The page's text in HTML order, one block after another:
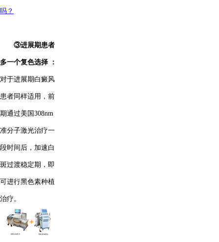
吗？
③进展期患者
多一个复色选择 ：
对于进展期白癜风
患者同样适用，前
期通过美国308nm
准分子激光治疗一
段时间后，加速白
斑过渡稳定期，即
可进行黑色素种植
治疗。